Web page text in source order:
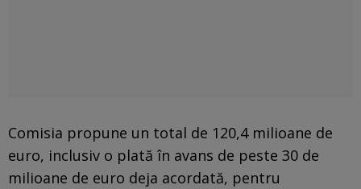
Comisia propune un total de 120,4 milioane de
euro, inclusiv o plată în avans de peste 30 de
milioane de euro deja acordată, pentru